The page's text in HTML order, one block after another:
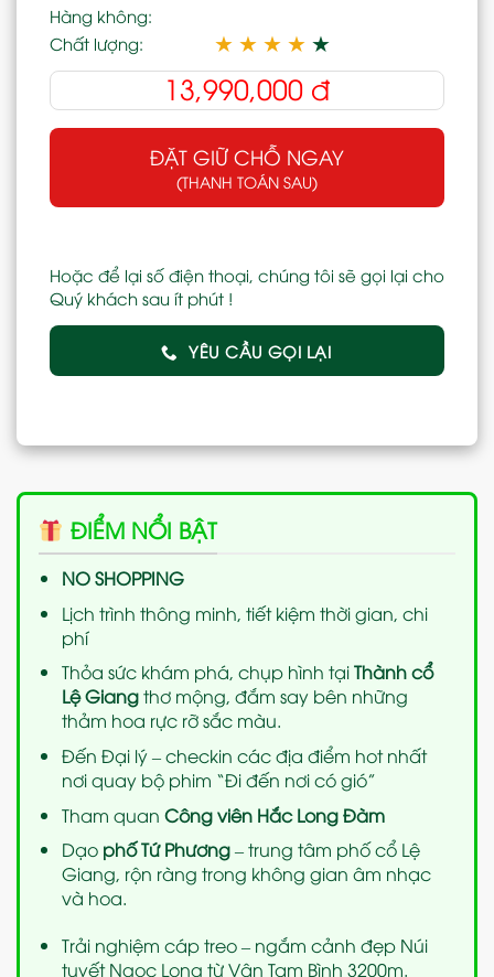
Hàng không:
Chất lượng:
★ ★ ★ ★ ★
13,990,000 đ
ĐẶT GIỮ CHỖ NGAY
(THANH TOÁN SAU)
Hoặc để lại số điện thoại, chúng tôi sẽ gọi lại cho
Quý khách sau ít phút !
YÊU CẦU GỌI LẠI
ĐIỂM NỔI BẬT
NO SHOPPING
Lịch trình thông minh, tiết kiệm thời gian, chi
phí
Thỏa sức khám phá, chụp hình tạiThành cổ
Lệ Giangthơ mộng, đắm say bên những
thảm hoa rực rỡ sắc màu.
Đến Đại lý – checkin các địa điểm hot nhất
nơi quay bộ phim “Đi đến nơi có gió”
Tham quan Công viên Hắc Long Đàm
Dạo phố Tứ Phương– trung tâm phố cổ Lệ
Giang, rộn ràng trong không gian âm nhạc
và hoa.
Trải nghiệm cáp treo – ngắm cảnh đẹp Núi
tuyết Ngọc Long từ Vân Tam Bình 3200m.